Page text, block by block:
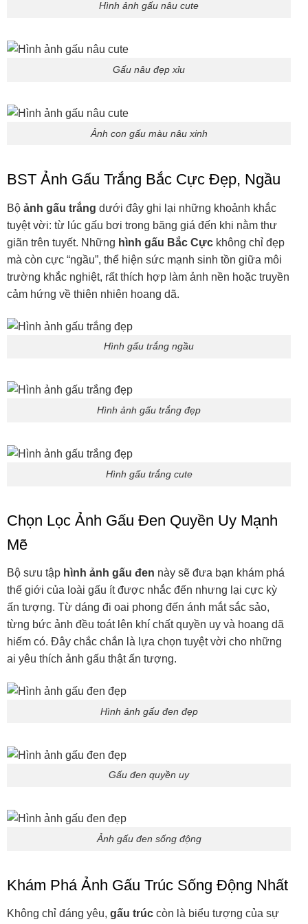
Hình ảnh gấu nâu cute
Gấu nâu đẹp xỉu
Ảnh con gấu màu nâu xinh
BST Ảnh Gấu Trắng Bắc Cực Đẹp, Ngầu
Bộ ảnh gấu trắng dưới đây ghi lại những khoảnh khắc
tuyệt vời: từ lúc gấu bơi trong băng giá đến khi nằm thư
giãn trên tuyết. Những hình gấu Bắc Cực không chỉ đẹp
mà còn cực “ngầu”, thể hiện sức mạnh sinh tồn giữa môi
trường khắc nghiệt, rất thích hợp làm ảnh nền hoặc truyền
cảm hứng về thiên nhiên hoang dã.
Hình gấu trắng ngầu
Hình ảnh gấu trắng đẹp
Hình gấu trắng cute
Chọn Lọc Ảnh Gấu Đen Quyền Uy Mạnh
Mẽ
Bộ sưu tập hình ảnh gấu đen này sẽ đưa bạn khám phá
thế giới của loài gấu ít được nhắc đến nhưng lại cực kỳ
ấn tượng. Từ dáng đi oai phong đến ánh mắt sắc sảo,
từng bức ảnh đều toát lên khí chất quyền uy và hoang dã
hiếm có. Đây chắc chắn là lựa chọn tuyệt vời cho những
ai yêu thích ảnh gấu thật ấn tượng.
Hình ảnh gấu đen đẹp
Gấu đen quyền uy
Ảnh gấu đen sống động
Khám Phá Ảnh Gấu Trúc Sống Động Nhất
Không chỉ đáng yêu, gấu trúc còn là biểu tượng của sự